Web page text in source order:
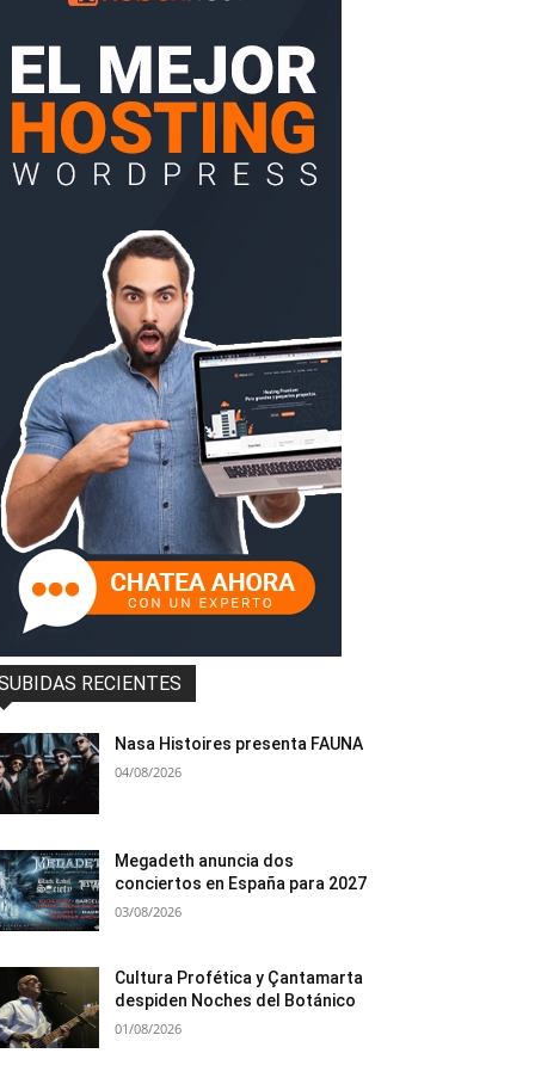
RECIENTES
Nasa Histoires presenta FAUNA
04/08/2026
Megadeth anuncia dos
conciertos en España para 2027
03/08/2026
Cultura Profética y Çantamarta
despiden Noches del Botánico
01/08/2026